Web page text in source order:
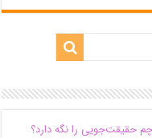
حقیقت‌جویی را نگه دارد؟